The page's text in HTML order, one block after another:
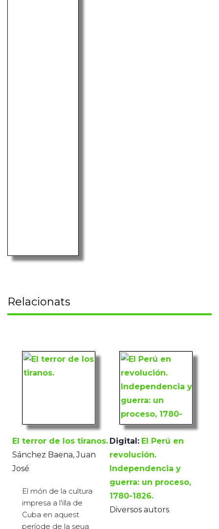
Relacionats
El terror de los tiranos.
Sánchez Baena, Juan
José
El món de la cultura
impresa a l'illa de
Cuba en aquest
període de la seua
Digital: El Perú en
revolución.
Independencia y
guerra: un proceso,
1780-1826.
Diversos autors